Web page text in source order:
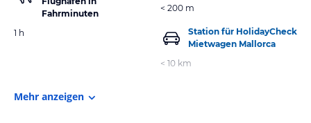
Fahrminuten
1 h
< 200 m
Station für HolidayCheck
Mietwagen Mallorca
< 10 km
Mehr anzeigen